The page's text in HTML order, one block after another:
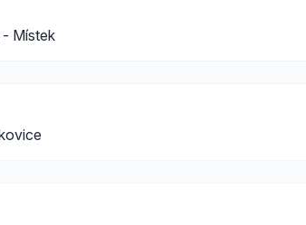
Místek